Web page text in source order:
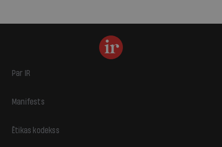
Par IR
Manifests
Ētikas kodekss